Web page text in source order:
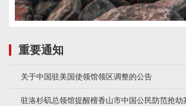
重要通知
关于中国驻美国使领馆领区调整的公告
驻洛杉矶总领馆提醒檀香山市中国公民防范抢劫